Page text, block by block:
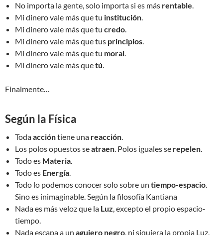
No importa la gente, solo importa si es más rentable.
Mi dinero vale más que tu institución.
Mi dinero vale más que tu credo.
Mi dinero vale más que tus principios.
Mi dinero vale más que tu moral.
Mi dinero vale más quetú.
Finalmente…
Según la Física
Todaaccióntiene una reacción.
Los polos opuestos seatraen. Polos iguales se repelen.
Todo es Materia.
Todo es Energía.
Todo lo podemos conocer solo sobre un tiempo-espacio.
Sino es inimaginable. Según la filosofía Kantiana
Nada es más veloz que la Luz, excepto el propio espacio-
tiempo.
Nada escapa a un agujero negro, ni siquiera la propia Luz.